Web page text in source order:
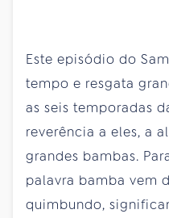
Este episódio do
tempo e resgata
as seis temporadas
reverência a eles, a
grandes bambas.
palavra bamba vem
quimbundo,